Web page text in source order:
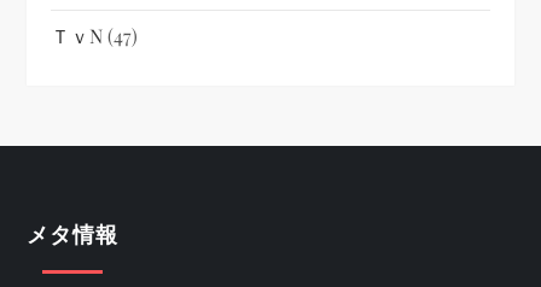
ＴｖN(47)
メタ情報